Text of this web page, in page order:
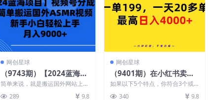
网创星球
（9743期）【2024蓝海项
目】视频号分成计划，无脑
搬运国外ASMR视频，新手
简单来说，就是搬运国外网站上的
289 9.8
网创星球
（9401期）在小红书卖绝
版电子书，一单199 一天最
多搞20多单，最高日入400
如果以下5个特点，你符合3个或
340 9.8